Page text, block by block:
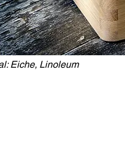
Eiche, Linoleum